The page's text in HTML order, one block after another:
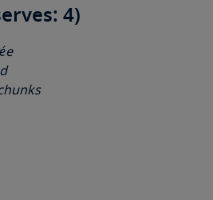
4)